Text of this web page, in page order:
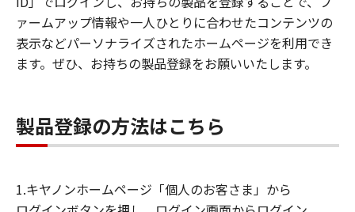
ァームアップ情報や一人ひとりに合わせたコンテンツの
表示などパーソナライズされたホームページを利用でき
ます。ぜひ、お持ちの製品登録をお願いいたします。
製品登録の方法はこちら
1.キヤノンホームページ「個人のお客さま」から